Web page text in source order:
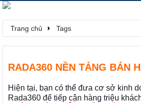
Trang chủ Tags
RADA360 NỀN TẢNG BÁN
Hiện tại, bạn có thể đưa cơ sở kinh
Rada360 để tiếp cận hàng triệu